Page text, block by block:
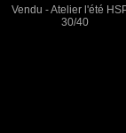
Vendu - Atelier l'été
30/40